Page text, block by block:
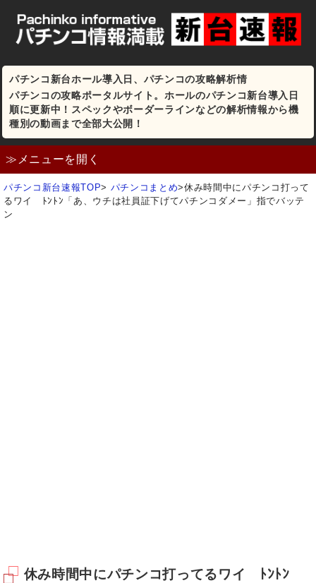
パチンコ新台ホール導入日、パチンコの攻略解析情
パチンコの攻略ポータルサイト。ホールのパチンコ新台導入日
順に更新中！スペックやボーダーラインなどの解析情報から機
種別の動画まで全部大公開！
≫メニューを開く
パチンコ新台速報TOP> パチンコまとめ>休み時間中にパチンコ打って
るワイ ﾄﾝﾄﾝ「あ、ウチは社員証下げてパチンコダメー」指でバッテ
ン
休み時間中にパチンコ打ってるワイ ﾄﾝﾄﾝ